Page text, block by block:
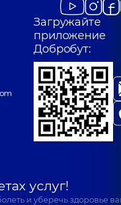
Загружайте
приложение
Добробут:
услуг!
и уберечь здоровье